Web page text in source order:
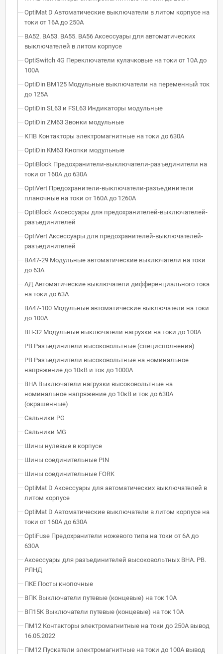
OptiMat D Автоматические выключатели в литом корпусе на
токи от 16А до 250А
ВА52. ВА53. ВА55. ВА56 Аксессуары для автоматических
выключателей в литом корпусе
OptiSwitch 4G Переключатели кулачковые на токи от 10А до
100А
OptiDin BM125 Модульные выключатели на переменный ток
до 125А
OptiDin SL63 и FSL63 Индикаторы модульные
OptiDin ZM63 Звонки модульные
КПВ Контакторы электромагнитные на токи до 630А
OptiDin КМ63 Кнопки модульные
OptiBlock Предохранители-выключатели-разъединители на
токи от 160А до 630А
OptiVert Предохранители-выключатели-разъединители
планочные на токи от 160А до 1260А
OptiBlock Аксессуары для предохранителей-выключателей-
разъединителей
OptiVert Аксессуары для предохранителей-выключателей-
разъединителей
ВА47-29 Модульные автоматические выключатели на токи
до 63А
АД Автоматические выключатели дифференциального тока
на токи до 63А
ВА47-100 Модульные автоматические выключатели на токи
до 100А
ВН-32 Модульные выключатели нагрузки на токи до 100А
РВ Разъединители высоковольтные (специсполнения)
РВ Разъединители высоковольтные на номинальное
напряжение до 10кВ и ток до 1000А
ВНА Выключатели нагрузки высоковольтные на
номинальное напряжение до 10кВ и ток до 630А
(окрашенные)
Сальники PG
Сальники MG
Шины нулевые в корпусе
Шины соединительные PIN
Шины соединительные FORK
OptiMat D Аксессуары для автоматических выключателей в
литом корпусе
OptiMat D Автоматические выключатели в литом корпусе на
токи от 160А до 630А
OptiFuse Предохранители ножевого типа на токи от 6А до
630А
Аксессуары для разъединителей высоковольтных ВНА. РВ.
РЛНД
ПКЕ Посты кнопочные
ВПК Выключатели путевые (концевые) на ток 10А
ВП15К Выключатели путевые (концевые) на ток 10А
ПМ12 Контакторы электромагнитные на токи до 250А вывод
16.05.2022
ПМ12 Пускатели электромагнитные на токи до 100А вывод